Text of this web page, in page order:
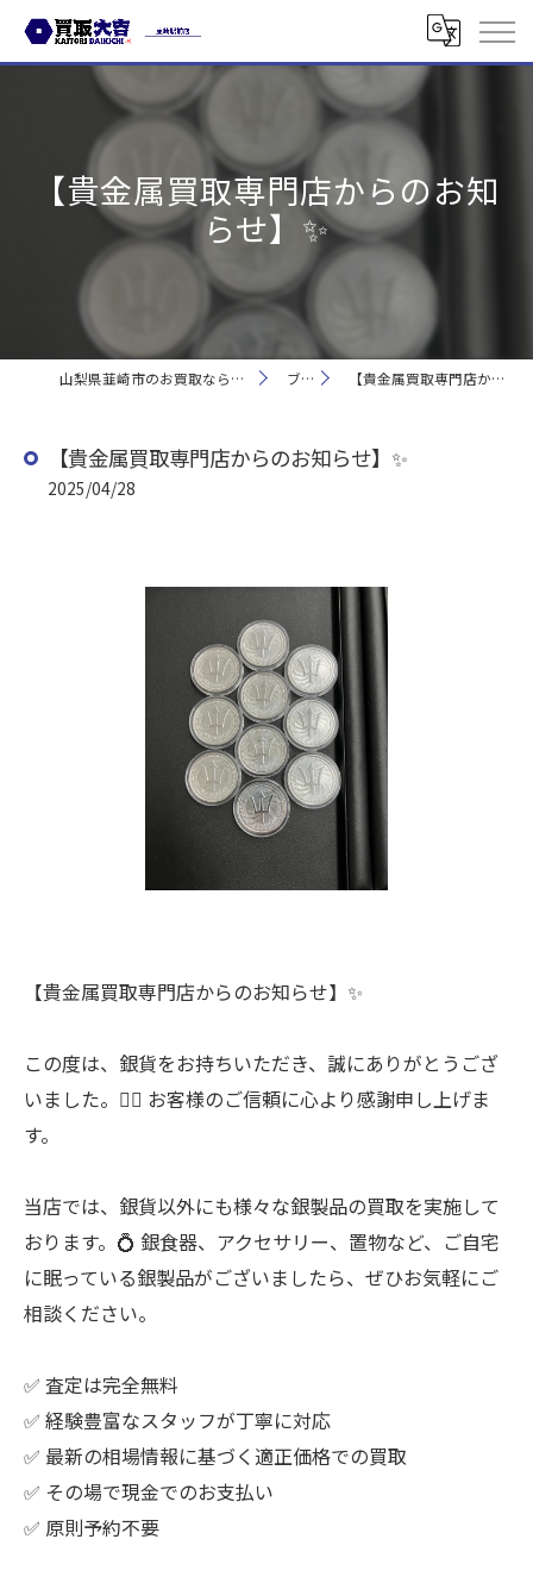
【貴金属買取専門店からのお知
らせ】✨
山梨県韮崎市のお買取なら買取大吉 韮崎駅前店 ブログ 【貴金属買取専門店からのお知らせ】✨
【貴金属買取専門店からのお知らせ】✨
2025/04/28
【貴金属買取専門店からのお知らせ】✨
この度は、銀貨をお持ちいただき、誠にありがとうござ
いました。🙇‍♂️ お客様のご信頼に心より感謝申し上げま
す。
当店では、銀貨以外にも様々な銀製品の買取を実施して
おります。💍 銀食器、アクセサリー、置物など、ご自宅
に眠っている銀製品がございましたら、ぜひお気軽にご
相談ください。
✅ 査定は完全無料
✅ 経験豊富なスタッフが丁寧に対応
✅ 最新の相場情報に基づく適正価格での買取
✅ その場で現金でのお支払い
✅ 原則予約不要